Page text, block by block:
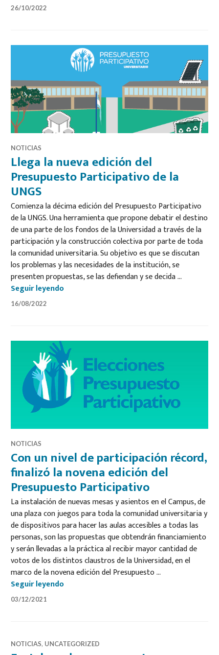
26/10/2022
NOTICIAS
Llega la nueva edición del
Presupuesto Participativo de la
UNGS
Comienza la décima edición del Presupuesto Participativo
de la UNGS. Una herramienta que propone debatir el destino
de una parte de los fondos de la Universidad a través de la
participación y la construcción colectiva por parte de toda
la comunidad universitaria. Su objetivo es que se discutan
los problemas y las necesidades de la institución, se
presenten propuestas, se las defiendan y se decida …
Seguir leyendo
16/08/2022
NOTICIAS
Con un nivel de participación récord,
finalizó la novena edición del
Presupuesto Participativo
La instalación de nuevas mesas y asientos en el Campus, de
una plaza con juegos para toda la comunidad universitaria y
de dispositivos para hacer las aulas accesibles a todas las
personas, son las propuestas que obtendrán financiamiento
y serán llevadas a la práctica al recibir mayor cantidad de
votos de los distintos claustros de la Universidad, en el
marco de la novena edición del Presupuesto …
Seguir leyendo
03/12/2021
NOTICIAS, UNCATEGORIZED